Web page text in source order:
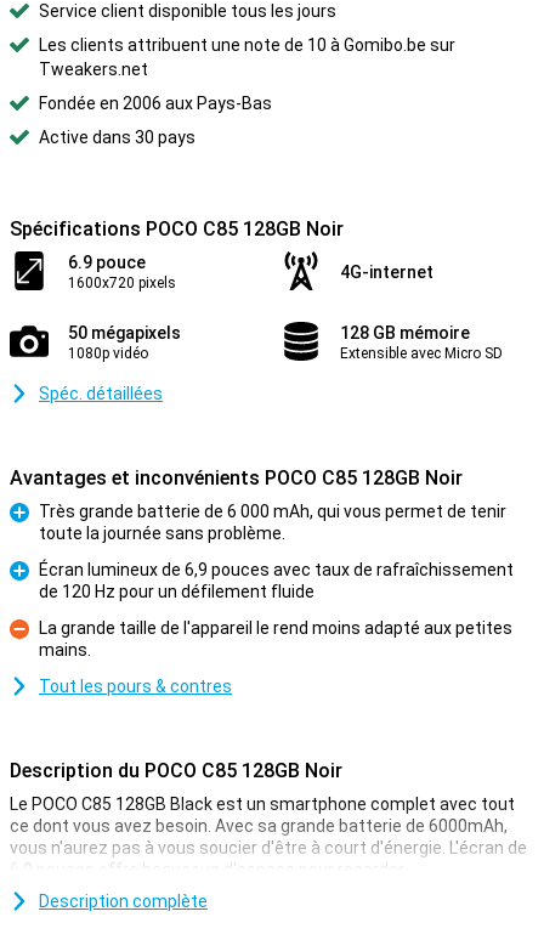
Service client disponible tous les jours
Les clients attribuent une note de 10 à Gomibo.be sur
Tweakers.net
Fondée en 2006 aux Pays-Bas
Active dans 30 pays
Spécifications POCO C85 128GB Noir
6.9 pouce
1600x720 pixels
4G-internet
50 mégapixels
1080p vidéo
128 GB mémoire
Extensible avec Micro SD
Spéc. détaillées
Avantages et inconvénients POCO C85 128GB Noir
Pour
Très grande batterie de 6 000 mAh, qui vous permet de tenir
toute la journée sans problème.
Pour
Écran lumineux de 6,9 pouces avec taux de rafraîchissement
de 120 Hz pour un défilement fluide
Contre
La grande taille de l'appareil le rend moins adapté aux petites
mains.
Tout les pours & contres
Description du POCO C85 128GB Noir
Le POCO C85 128GB Black est un smartphone complet avec tout
ce dont vous avez besoin. Avec sa grande batterie de 6000mAh,
vous n'aurez pas à vous soucier d'être à court d'énergie. L'écran de
6,9 pouces offre beaucoup d'espace pour regarder
confortablement des vidéos ou défiler sur les médias sociaux. Le
puissant processeur Helio G85 Ultra garantit des performances
Description complète